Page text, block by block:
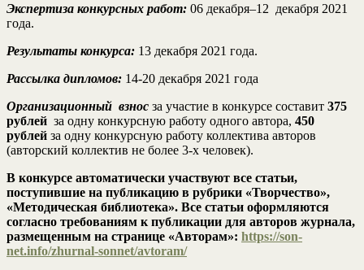
Экспертиза конкурсных работ: 06 декабря–12 декабря 2021
года.
Результаты конкурса: 13 декабря 2021 года.
Рассылка дипломов: 14-20 декабря 2021 года
Организационный взнос за участие в конкурсе составит 375
рублей за одну конкурсную работу одного автора, 450
рублей за одну конкурсную работу коллектива авторов
(авторский коллектив не более 3-х человек).
В конкурсе автоматически участвуют все статьи,
поступившие на публикацию в рубрики «Творчество»,
«Методическая библиотека». Все статьи оформляются
согласно требованиям к публикации для авторов журнала,
размещенным на странице «Авторам»: https://son-
net.info/zhurnal-sonnet/avtoram/